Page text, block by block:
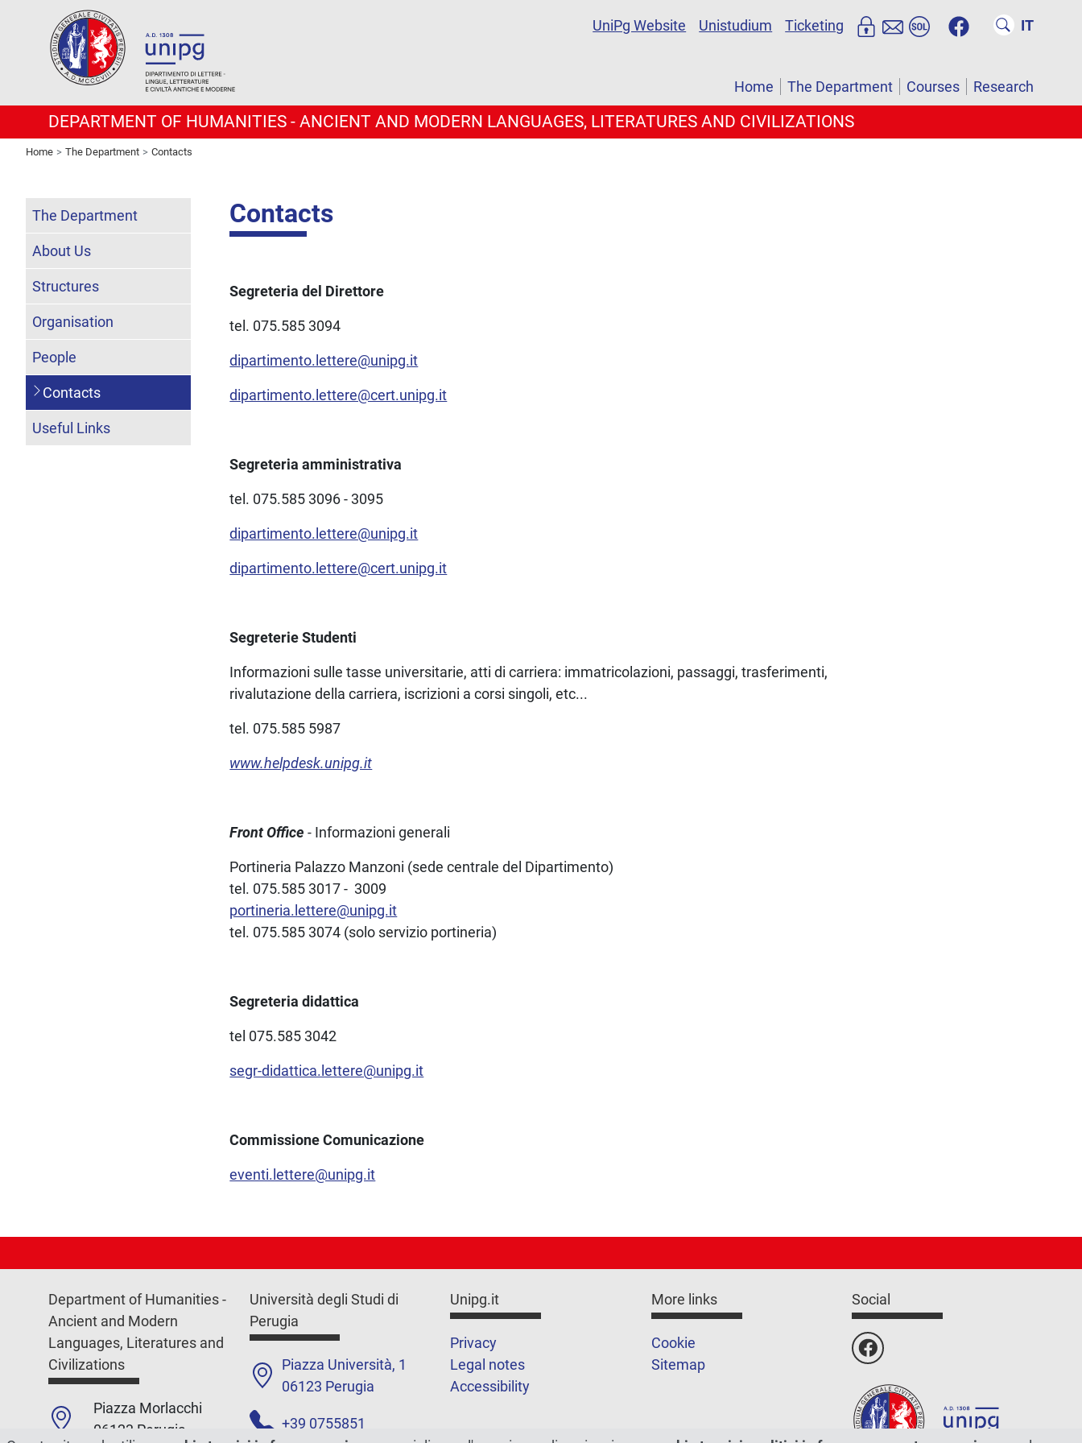
UniPg Website Unistudium Ticketing IT
Home The Department Courses Research
DEPARTMENT OF HUMANITIES - ANCIENT AND MODERN LANGUAGES, LITERATURES AND CIVILIZATIONS
Home The Department Contacts
Contacts
Segreteria del Direttore
tel. 075.585 3094
dipartimento.lettere@unipg.it
dipartimento.lettere@cert.unipg.it
Segreteria amministrativa
tel. 075.585 3096 - 3095
dipartimento.lettere@unipg.it
dipartimento.lettere@cert.unipg.it
Segreterie Studenti
Informazioni sulle tasse universitarie, atti di carriera: immatricolazioni, passaggi, trasferimenti,
rivalutazione della carriera, iscrizioni a corsi singoli, etc...
tel. 075.585 5987
www.helpdesk.unipg.it
Front Office- Informazioni generali
Portineria Palazzo Manzoni (sede centrale del Dipartimento)
tel. 075.585 3017 - 3009
portineria.lettere@unipg.it
tel. 075.585 3074 (solo servizio portineria)
Segreteria didattica
tel 075.585 3042
segr-didattica.lettere@unipg.it
Commissione Comunicazione
eventi.lettere@unipg.it
The Department
About Us
Structures
Organisation
People
Contacts
Useful Links
Department of Humanities -
Ancient and Modern
Languages, Literatures and
Civilizations
Piazza Morlacchi
06123 Perugia
Università degli Studi di
Perugia
Piazza Università, 1
06123 Perugia
+39 0755851
Unipg.it
Privacy
Legal notes
Accessibility
More links
Cookie
Sitemap
Social